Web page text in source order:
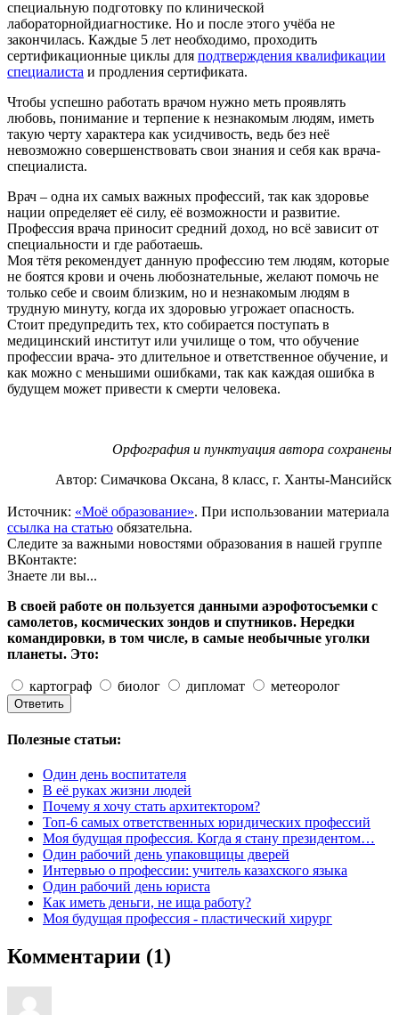
специальную подготовку по клинической
лабораторнойдиагностике. Но и после этого учёба не
закончилась. Каждые 5 лет необходимо, проходить
сертификационные циклы для подтверждения квалификации
специалиста и продления сертификата.
Чтобы успешно работать врачом нужно меть проявлять
любовь, понимание и терпение к незнакомым людям, иметь
такую черту характера как усидчивость, ведь без неё
невозможно совершенствовать свои знания и себя как врача-
специалиста.
Врач – одна их самых важных профессий, так как здоровье
нации определяет её силу, её возможности и развитие.
Профессия врача приносит средний доход, но всё зависит от
специальности и где работаешь.
Моя тётя рекомендует данную профессию тем людям, которые
не боятся крови и очень любознательные, желают помочь не
только себе и своим близким, но и незнакомым людям в
трудную минуту, когда их здоровью угрожает опасность.
Стоит предупредить тех, кто собирается поступать в
медицинский институт или училище о том, что обучение
профессии врача- это длительное и ответственное обучение, и
как можно с меньшими ошибками, так как каждая ошибка в
будущем может привести к смерти человека.
Орфография и пунктуация автора сохранены
Автор: Симачкова Оксана, 8 класс, г. Ханты-Мансийск
Источник: «Моё образование». При использовании материала
ссылка на статью обязательна.
Следите за важными новостями образования в нашей группе
ВКонтакте:
Знаете ли вы...
В своей работе он пользуется данными аэрофотосъемки с
самолетов, космических зондов и спутников. Нередки
командировки, в том числе, в самые необычные уголки
планеты. Это:
картограф биолог дипломат метеоролог
Полезные статьи:
Один день воспитателя
В её руках жизни людей
Почему я хочу стать архитектором?
Топ-6 самых ответственных юридических профессий
Моя будущая профессия. Когда я стану президентом…
Один рабочий день упаковщицы дверей
Интервью о профессии: учитель казахского языка
Один рабочий день юриста
Как иметь деньги, не ища работу?
Моя будущая профессия - пластический хирург
Комментарии (1)